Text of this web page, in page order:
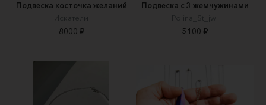
Подвеска косточка желаний
Искатели
8000 ₽
Подвеска с 3 жемчужинами
Polina_St_jwl
5100 ₽